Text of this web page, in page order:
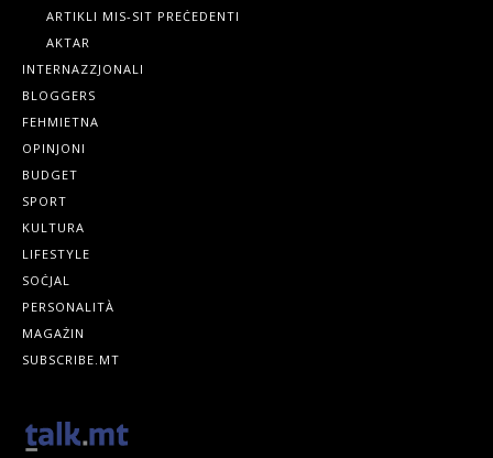
ARTIKLI MIS-SIT PREĊEDENTI
AKTAR
INTERNAZZJONALI
BLOGGERS
FEHMIETNA
OPINJONI
BUDGET
SPORT
KULTURA
LIFESTYLE
SOĊJAL
PERSONALITÀ
MAGAŻIN
SUBSCRIBE.MT